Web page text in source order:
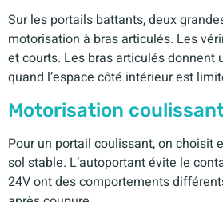
Sur les portails battants, deux
motorisation à bras articulés. Les
et courts. Les bras articulés donnent
quand l’espace côté intérieur est
Motorisation
Pour un portail coulissant, on choisit
sol stable. L’autoportant évite le
24V ont des comportements